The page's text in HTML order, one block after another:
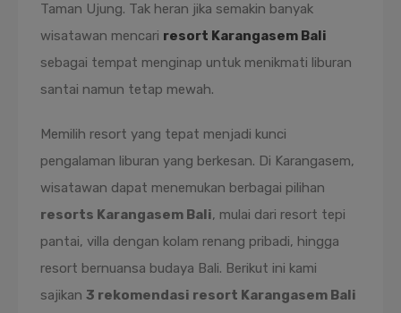
Taman Ujung. Tak heran jika semakin banyak
wisatawan mencari resort Karangasem Bali
sebagai tempat menginap untuk menikmati liburan
santai namun tetap mewah.
Memilih resort yang tepat menjadi kunci
pengalaman liburan yang berkesan. Di Karangasem,
wisatawan dapat menemukan berbagai pilihan
resorts Karangasem Bali, mulai dari resort tepi
pantai, villa dengan kolam renang pribadi, hingga
resort bernuansa budaya Bali. Berikut ini kami
sajikan 3 rekomendasi resort Karangasem Bali